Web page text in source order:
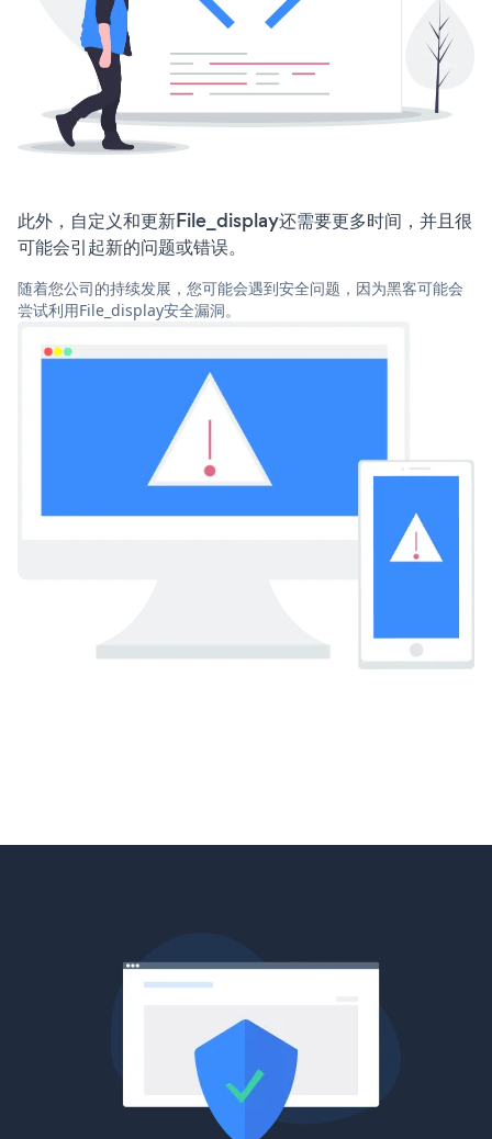
此外，自定义和更新File_display还需要更多时间，并且很
可能会引起新的问题或错误。
随着您公司的持续发展，您可能会遇到安全问题，因为黑客可能会
尝试利用File_display安全漏洞。